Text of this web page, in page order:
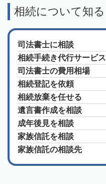
相続について知る
司法書士に相談
相続手続き代行サービス
司法書士の費用相場
相続登記を依頼
相続放棄を任せる
遺言書作成を相談
成年後見を相談
家族信託を相談
家族信託の相談先